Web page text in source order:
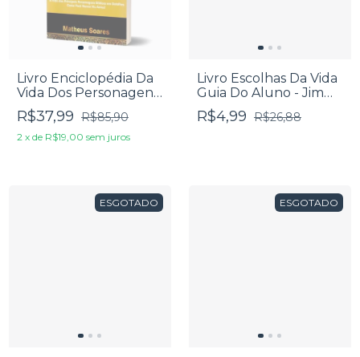
Livro Enciclopédia Da
Vida Dos Personagens
Bíblicos De A A Z -
Matheus Soares
R$37,99 R$85,90
2 x de R$19,00 sem juros
Livro Escolhas Da Vida
Guia Do Aluno - Jim
Britts
R$4,99 R$26,88
ESGOTADO ESGOTADO